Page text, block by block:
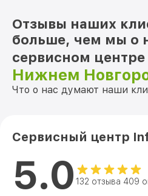
Отзывы наших
больше, чем мы о
сервисном центре
Нижнем
Что о нас думают наши
Сервисный центр
5.0 132 отзыва 409